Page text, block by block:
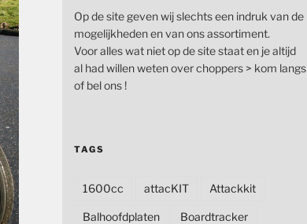
Op de site geven wij slechts een indruk van de
mogelijkheden en van ons assortiment.
Voor alles wat niet op de site staat en je altijd
al had willen weten over choppers > kom langs
of bel ons !
TAGS
1600cc attacKIT Attackkit
Balhoofdplaten Boardtracker